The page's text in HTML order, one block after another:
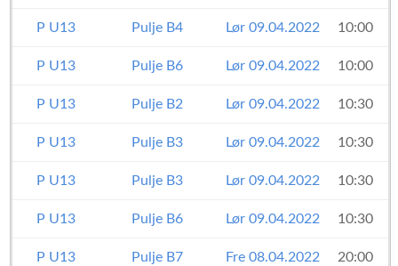
P U13 Pulje B4 Lør 09.04.2022 10:00
P U13 Pulje B6 Lør 09.04.2022 10:00
P U13 Pulje B2 Lør 09.04.2022 10:30
P U13 Pulje B3 Lør 09.04.2022 10:30
P U13 Pulje B3 Lør 09.04.2022 10:30
P U13 Pulje B6 Lør 09.04.2022 10:30
P U13 Pulje B7 Fre 08.04.2022 20:00